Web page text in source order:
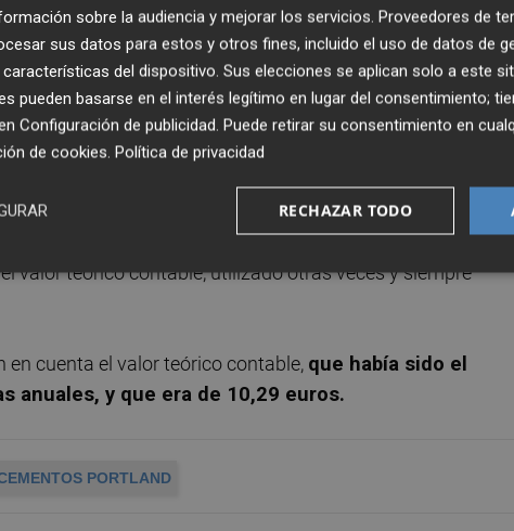
Valderrivas, de la que FCC era entonces titular, de forma
del 77,93 % de su capital social.
poco después ante la Audiencia Nacional un recurso, que
de la sala de lo contencioso administrativo.
qué no se exigió por la CNMV la utilización del método
valor teórico contable, utilizado otras veces y siempre
en cuenta el valor teórico contable, que había sido el
anuales, y que era de 10,29 euros.
PORTLAND
sobre la audiencia y mejorar los servicios. Proveedores de
sus datos para estos y otros fines, incluido el uso de datos de
del dispositivo. Sus elecciones se aplican solo a este
pueden basarse en el interés legítimo en lugar del consentimiento;
Configuración de publicidad. Puede retirar su consentimiento en
de cookies. Política de privacidad
RECHAZAR TODO